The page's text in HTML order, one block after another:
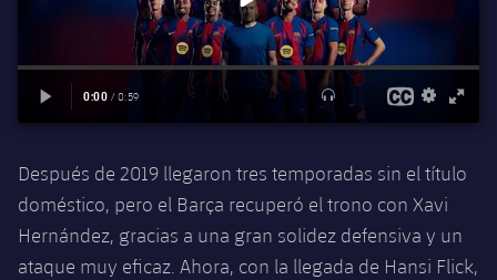
Fotos
VALORANT Game Changers
eFootball
Después de 2019 llegaron tres temporadas sin el título
doméstico, pero el Barça recuperó el trono con Xavi
Hernández, gracias a una gran solidez defensiva y un
ataque muy eficaz. Ahora, con la llegada de Hansi Flick,